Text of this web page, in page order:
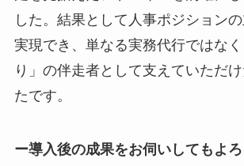
した。結果として人事ポジション
実現でき、単なる実務代行ではなく
り」の伴走者として支えていただ
たです。
ー導入後の成果をお伺いしてもよ